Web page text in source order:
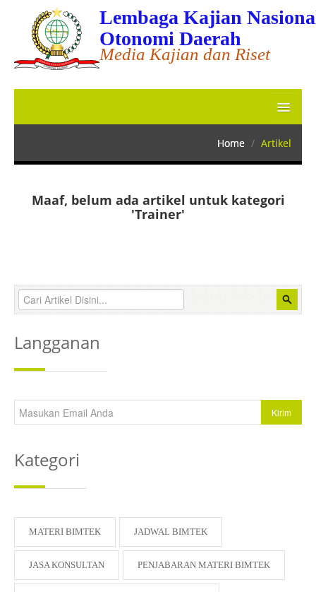
Lembaga Kajian
Otonomi Daerah
Media Kajian dan Riset
MATERI BIMTEK
JADWAL BIMTEK 2023
Tentang Kami
Home / Artikel
Maaf, belum ada artikel untuk kategori
'Trainer'
Langganan
Kategori
MATERI BIMTEK JADWAL BIMTEK
JASA KONSULTAN PENJABARAN MATERI BIMTEK